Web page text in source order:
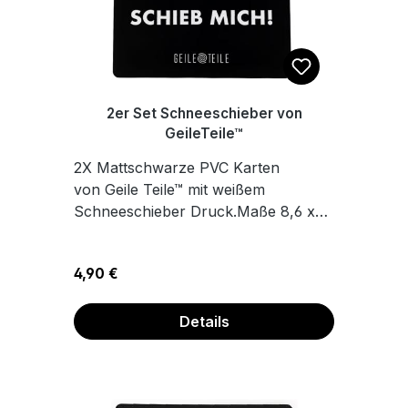
2er Set Schneeschieber von
GeileTeile™
2X Mattschwarze PVC Karten
von Geile Teile™ mit weißem
Schneeschieber Druck.Maße 8,6 x
Regulärer Preis:
4,90 €
Details